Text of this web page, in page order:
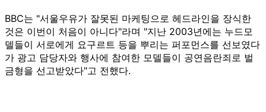
BBC는 "서울우유가 잘못된 마케팅으로 헤드라인을 장식한
것은 이번이 처음이 아니다"라며 "지난 2003년에는 누드모
델들이 서로에게 요구르트 등을 뿌리는 퍼포먼스를 선보였다
가 광고 담당자와 행사에 참여한 모델들이 공연음란죄로 벌
금형을 선고받았다"고 전했다.